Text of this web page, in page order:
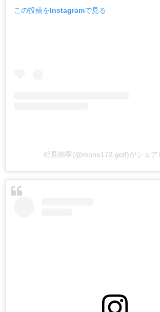
この投稿をInstagramで見る
稲見萌寧(@mone173.golf)がシェア